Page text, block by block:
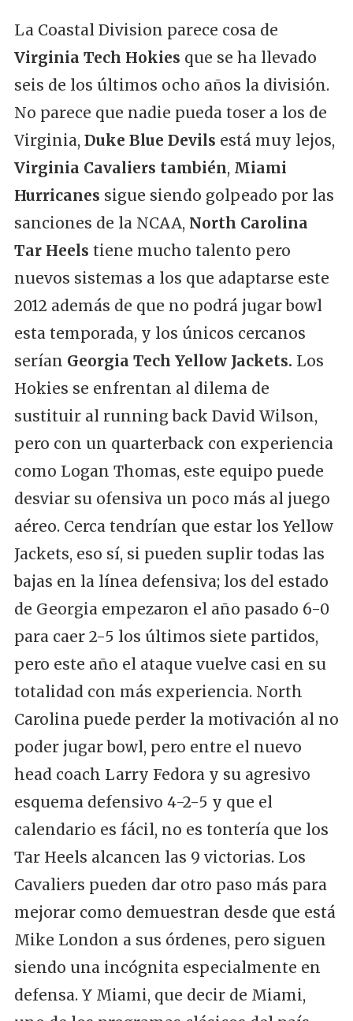
La Coastal Division parece cosa de
Virginia Tech Hokies que se ha llevado
seis de los últimos ocho años la división.
No parece que nadie pueda toser a los de
Virginia, Duke Blue Devils está muy lejos,
Virginia Cavaliers también, Miami
Hurricanes sigue siendo golpeado por las
sanciones de la NCAA, North Carolina
Tar Heels tiene mucho talento pero
nuevos sistemas a los que adaptarse este
2012 además de que no podrá jugar bowl
esta temporada, y los únicos cercanos
serían Georgia Tech Yellow Jackets. Los
Hokies se enfrentan al dilema de
sustituir al running back David Wilson,
pero con un quarterback con experiencia
como Logan Thomas, este equipo puede
desviar su ofensiva un poco más al juego
aéreo. Cerca tendrían que estar los Yellow
Jackets, eso sí, si pueden suplir todas las
bajas en la línea defensiva; los del estado
de Georgia empezaron el año pasado 6-0
para caer 2-5 los últimos siete partidos,
pero este año el ataque vuelve casi en su
totalidad con más experiencia. North
Carolina puede perder la motivación al no
poder jugar bowl, pero entre el nuevo
head coach Larry Fedora y su agresivo
esquema defensivo 4-2-5 y que el
calendario es fácil, no es tontería que los
Tar Heels alcancen las 9 victorias. Los
Cavaliers pueden dar otro paso más para
mejorar como demuestran desde que está
Mike London a sus órdenes, pero siguen
siendo una incógnita especialmente en
defensa. Y Miami, que decir de Miami,